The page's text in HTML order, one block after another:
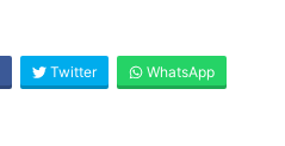
Twitter WhatsApp